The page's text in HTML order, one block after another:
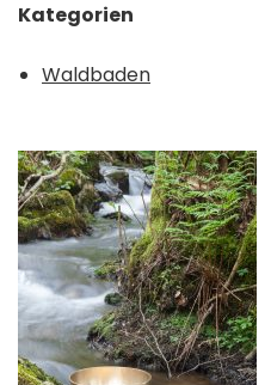
Kategorien
Waldbaden